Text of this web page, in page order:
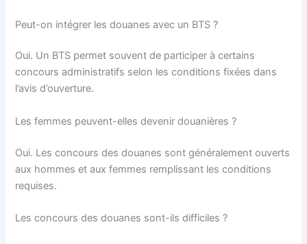
Peut-on intégrer les douanes avec un BTS ?
Oui. Un BTS permet souvent de participer à certains
concours administratifs selon les conditions fixées dans
l’avis d’ouverture.
Les femmes peuvent-elles devenir douanières ?
Oui. Les concours des douanes sont généralement ouverts
aux hommes et aux femmes remplissant les conditions
requises.
Les concours des douanes sont-ils difficiles ?